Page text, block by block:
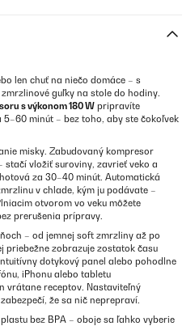
len chuť na niečo domáce – s
guľky na stole do hodiny.
s výkonom 180 W pripravíte
minút – bez toho, aby ste čokoľvek
misky. Zabudovaný kompresor
vložiť suroviny, zavrieť veko a
za 30–40 minút. Automatická
v chlade, kým ju podávate –
otvorom vo veku môžete
prerušenia prípravy.
– od jemnej soft zmrzliny až po
priebežne zobrazuje zostatok času
dotykový panel alebo pohodlne
iPhonu alebo tabletu
vrátane receptov. Nastaviteľný
že sa nič neprepraví.
bez BPA – oboje sa ľahko vyberie